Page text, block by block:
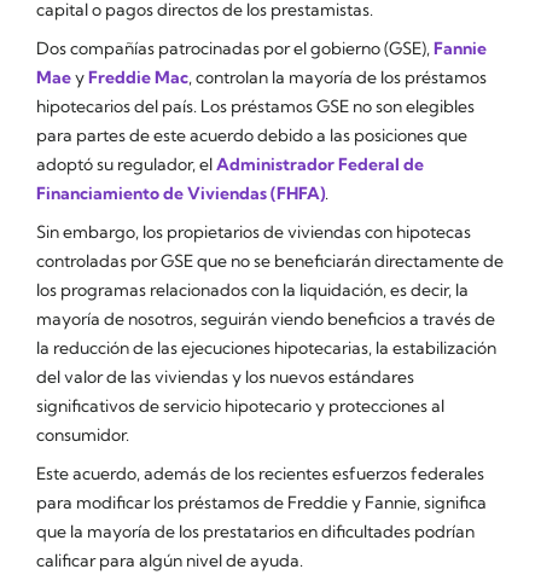
capital o pagos directos de los prestamistas.
Dos compañías patrocinadas por el gobierno (GSE),Fannie
MaeyFreddie Mac, controlan la mayoría de los préstamos
hipotecarios del país. Los préstamos GSE no son elegibles
para partes de este acuerdo debido a las posiciones que
adoptó su regulador, elAdministrador Federal de
Financiamiento de Viviendas (FHFA).
Sin embargo, los propietarios de viviendas con hipotecas
controladas por GSE que no se beneficiarán directamente de
los programas relacionados con la liquidación, es decir, la
mayoría de nosotros, seguirán viendo beneficios a través de
la reducción de las ejecuciones hipotecarias, la estabilización
del valor de las viviendas y los nuevos estándares
significativos de servicio hipotecario y protecciones al
consumidor.
Este acuerdo, además de los recientes esfuerzos federales
para modificar los préstamos de Freddie y Fannie, significa
que la mayoría de los prestatarios en dificultades podrían
calificar para algún nivel de ayuda.